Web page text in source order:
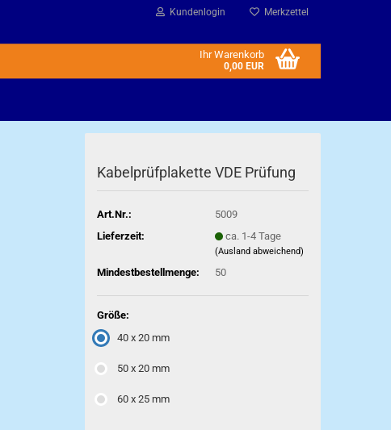
Kundenlogin Merkzettel
Ihr Warenkorb
0,00 EUR
Kabelprüfplakette VDE Prüfung
Art.Nr.:
5009
Lieferzeit:
ca. 1-4 Tage
(Ausland abweichend)
Mindestbestellmenge: 50
Größe:
40 x 20 mm
50 x 20 mm
60 x 25 mm